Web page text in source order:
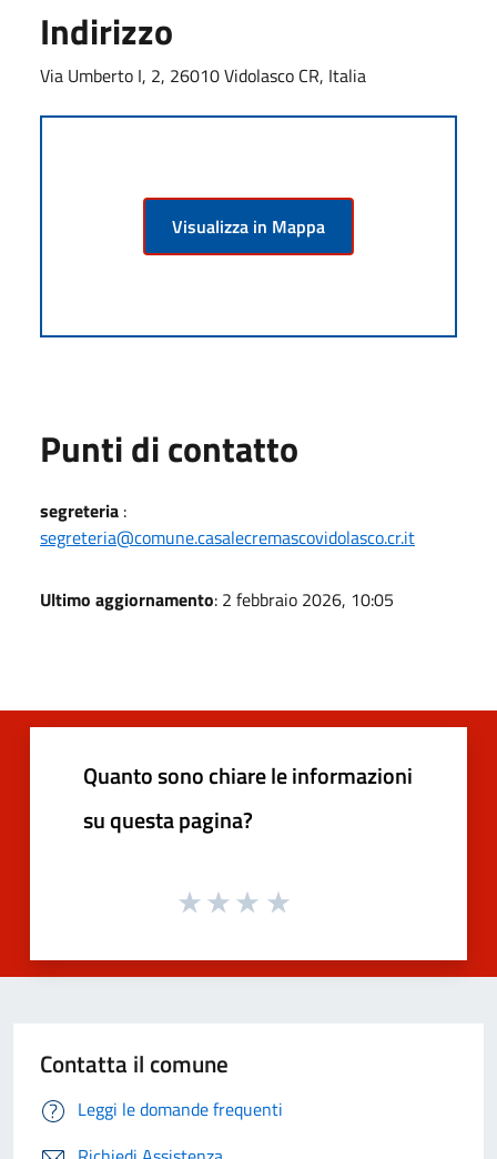
Indirizzo
Via Umberto I, 2, 26010 Vidolasco CR, Italia
Visualizza in Mappa
Punti di contatto
segreteria :
segreteria@comune.casalecremascovidolasco.cr.it
Ultimo aggiornamento: 2 febbraio 2026, 10:05
Quanto sono chiare le informazioni
su questa pagina?
Contatta il comune
Leggi le domande frequenti